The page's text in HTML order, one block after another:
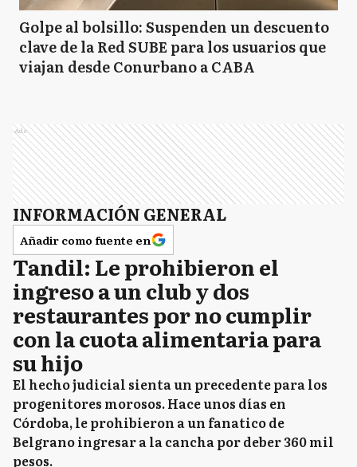
Golpe al bolsillo: Suspenden un descuento
clave de la Red SUBE para los usuarios que
viajan desde Conurbano a CABA
Ads
INFORMACIÓN GENERAL
Añadir como fuente en
Tandil: Le prohibieron el
ingreso a un club y dos
restaurantes por no cumplir
con la cuota alimentaria para
su hijo
El hecho judicial sienta un precedente para los
progenitores morosos. Hace unos días en
Córdoba, le prohibieron a un fanatico de
Belgrano ingresar a la cancha por deber 360 mil
pesos.